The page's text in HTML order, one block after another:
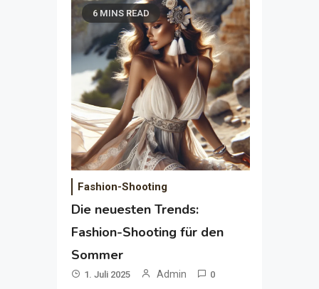
6 MINS READ
Fashion-Shooting
Die neuesten Trends:
Fashion-Shooting für den
Sommer
1. Juli 2025 Admin 0